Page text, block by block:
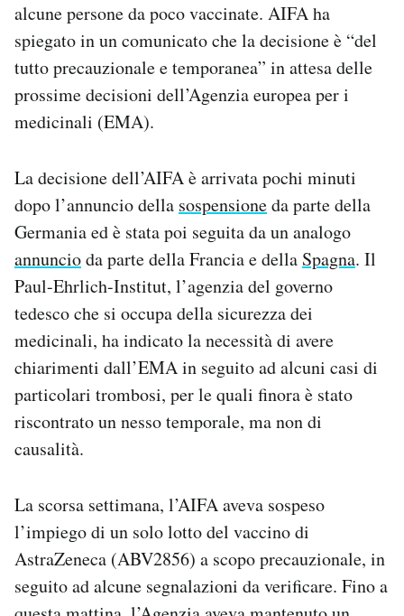
Notifiche mobile
Regala il Post
Hai bisogno di aiuto?
Esci
alcune persone da poco vaccinate. AIFA ha
spiegato in un comunicato che la decisione è “del
tutto precauzionale e temporanea” in attesa delle
prossime decisioni dell’Agenzia europea per i
medicinali (EMA).
La decisione dell’AIFA è arrivata pochi minuti
dopo l’annuncio della sospensioneda parte della
Germania ed è stata poi seguita da un analogo
annuncioda parte della Francia e della Spagna. Il
Paul-Ehrlich-Institut, l’agenzia del governo
tedesco che si occupa della sicurezza dei
medicinali, ha indicato la necessità di avere
chiarimenti dall’EMA in seguito ad alcuni casi di
particolari trombosi, per le quali finora è stato
riscontrato un nesso temporale, ma non di
causalità.
La scorsa settimana, l’AIFA aveva sospeso
l’impiego di un solo lotto del vaccino di
AstraZeneca (ABV2856) a scopo precauzionale, in
seguito ad alcune segnalazioni da verificare. Fino a